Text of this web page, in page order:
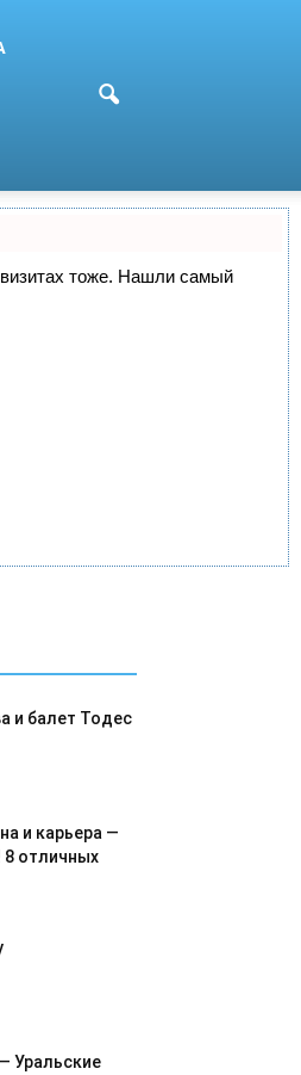
визитах тоже. Нашли самый
и балет Тодес
и карьера —
отличных
Уральские